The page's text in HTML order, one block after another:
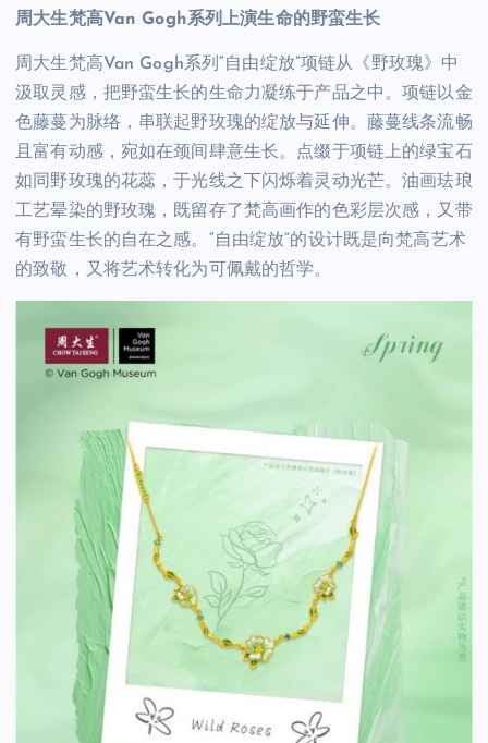
周大生梵高Van Gogh系列上演生命的野蛮生长
周大生梵高Van Gogh系列“自由绽放”项链从《野玫瑰》中
汲取灵感，把野蛮生长的生命力凝练于产品之中。项链以金
色藤蔓为脉络，串联起野玫瑰的绽放与延伸。藤蔓线条流畅
且富有动感，宛如在颈间肆意生长。点缀于项链上的绿宝石
如同野玫瑰的花蕊，于光线之下闪烁着灵动光芒。油画珐琅
工艺晕染的野玫瑰，既留存了梵高画作的色彩层次感，又带
有野蛮生长的自在之感。“自由绽放”的设计既是向梵高艺术
的致敬，又将艺术转化为可佩戴的哲学。